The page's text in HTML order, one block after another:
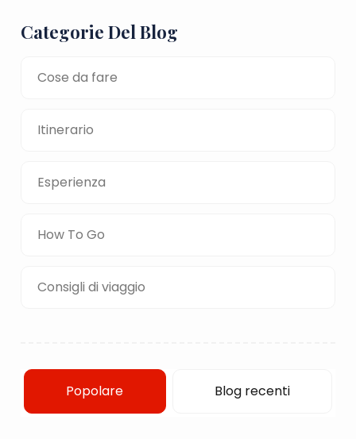
Categorie Del Blog
Cose da fare
Itinerario
Esperienza
How To Go
Consigli di viaggio
Popolare Blog recenti